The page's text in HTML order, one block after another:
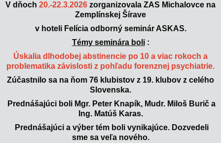
V dňoch 20.-22.3.2026 zorganizovala ZAS Michalovce na
Zemplínskej Šírave
v hoteli Felícia odborný seminár ASKAS.
Témy seminára boli:
Úskalia dlhodobej abstinencie po 10 a viac rokoch a
problematika závislosti z pohľadu forenznej psychiatrie.
Zúčastnilo sa na ňom 76 klubistov z 19. klubov z celého
Slovenska.
Prednášajúci boli Mgr. Peter Knapík, Mudr. Miloš Burič a
Ing. Matúš Karas.
Prednášajúci a výber tém boli vynikajúce. Dozvedeli
sme sa veľa nového.